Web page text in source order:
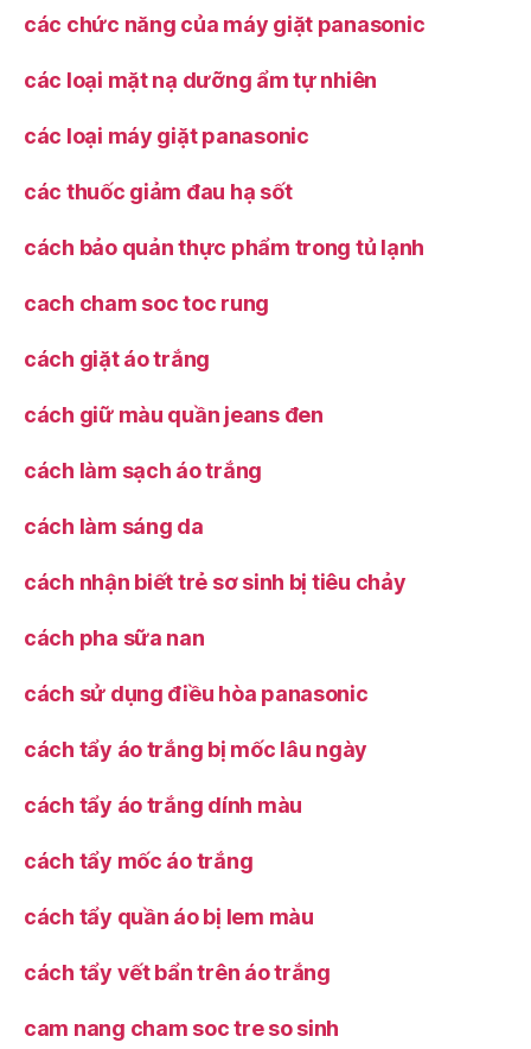
các chức năng của máy giặt panasonic
các loại mặt nạ dưỡng ẩm tự nhiên
các loại máy giặt panasonic
các thuốc giảm đau hạ sốt
cách bảo quản thực phẩm trong tủ lạnh
cach cham soc toc rung
cách giặt áo trắng
cách giữ màu quần jeans đen
cách làm sạch áo trắng
cách làm sáng da
cách nhận biết trẻ sơ sinh bị tiêu chảy
cách pha sữa nan
cách sử dụng điều hòa panasonic
cách tẩy áo trắng bị mốc lâu ngày
cách tẩy áo trắng dính màu
cách tẩy mốc áo trắng
cách tẩy quần áo bị lem màu
cách tẩy vết bẩn trên áo trắng
cam nang cham soc tre so sinh